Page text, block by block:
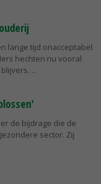
lange tijd onacceptabel
hechten nu vooral
de bijdrage die de
sector. Zij